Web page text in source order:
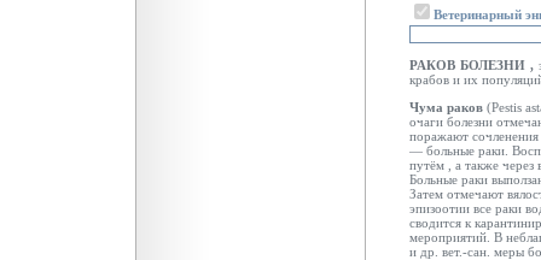
Ветеринарный
РАКОВ БОЛЕЗНИ ,
крабов и их
Чума раков (Pestis
очаги болезни
поражают
— больные раки.
путём
, а также
Больные раки
Затем отмечают
эпизоотии все раки
сводится к
мероприятий. В
и др. вет.-сан. меры